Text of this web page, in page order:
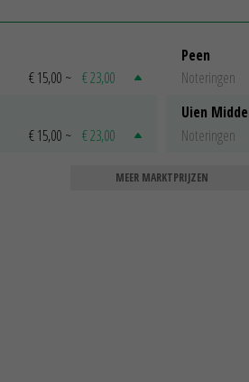
€ 15,00 ~ € 23,00
€ 15,00 ~ € 23,00
Peen
Noteringen
Uien
Noteringen
MEER MARKTPRIJZEN